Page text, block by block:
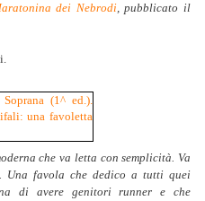
dei Nebrodi, pubblicato il
che va letta con semplicità. Va
Una favola che dedico a tutti quei
di avere genitori runner e che